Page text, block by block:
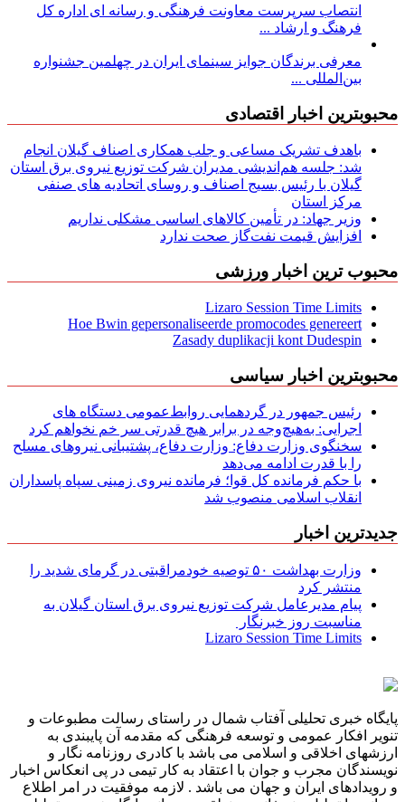
انتصاب سرپرست معاونت فرهنگی و رسانه ای اداره کل
فرهنگ و ارشاد ...
معرفی برندگان جوایز سینمای ایران در چهلمین جشنواره
بین‌المللی ...
محبوبترین اخبار اقتصادی
باهدف تشریک مساعی و جلب همکاری اصناف گیلان انجام
شد: جلسه هم‌اندیشی مدیران شركت توزیع نیروی برق استان
گیلان با رئیس بسیج اصناف و روسای اتحادیه های صنفی
مركز استان
وزیر جهاد: در تأمین کالاهای اساسی مشکلی نداریم
افزایش قیمت نفت‌گاز صحت ندارد
محبوب ترین اخبار ورزشی
Lizaro Session Time Limits
Hoe Bwin gepersonaliseerde promocodes genereert
Zasady duplikacji kont Dudespin
محبوبترین اخبار سیاسی
رئیس جمهور در گردهمایی روابط‌عمومی دستگاه های
اجرایی: به‌هیچ‌وجه در برابر هیچ قدرتی سر خم نخواهم کرد
سخنگوی وزارت دفاع: وزارت دفاع، پشتیبانی نیرو‌های مسلح
را با قدرت ادامه می‌دهد
با حکم فرمانده کل قوا؛ فرمانده نیروی زمینی سپاه پاسداران
انقلاب اسلامی منصوب شد
جدیدترین اخبار
وزارت بهداشت ۵۰ توصیه خودمراقبتی در گرمای شدید را
منتشر کرد
پیام مدیرعامل شركت توزیع نیروی برق استان گیلان به
مناسبت روز خبرنگار ‌
Lizaro Session Time Limits
پایگاه خبری تحلیلی آفتاب شمال در راستای رسالت مطبوعات و
تنویر افکار عمومی و توسعه فرهنگی که مقدمه آن پایبندی به
ارزشهای اخلاقی و اسلامی می باشد با کادری روزنامه نگار و
نویسندگان مجرب و جوان با اعتقاد به کار تیمی در پی انعکاس اخبار
و رویدادهای ایران و جهان می باشد . لازمه موفقیت در امر اطلاع